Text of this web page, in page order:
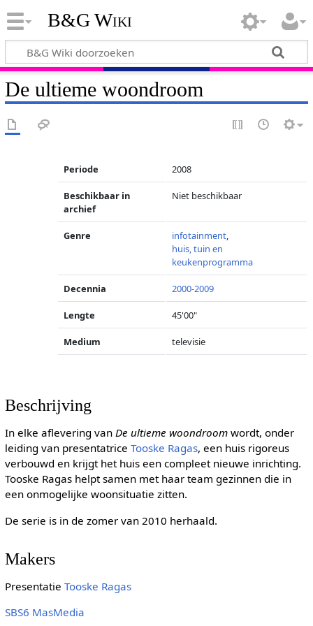
B&G Wiki
De ultieme woondroom
Periode 2008
Beschikbaar in
archief
Niet beschikbaar
Genre infotainment,
huis, tuin en
keukenprogramma
Decennia 2000-2009
Lengte 45'00"
Medium televisie
Beschrijving
In elke aflevering van De ultieme woondroomwordt, onder
leiding van presentatrice Tooske Ragas, een huis rigoreus
verbouwd en krijgt het huis een compleet nieuwe inrichting.
Tooske Ragas helpt samen met haar team gezinnen die in
een onmogelijke woonsituatie zitten.
De serie is in de zomer van 2010 herhaald.
Makers
Presentatie Tooske Ragas
SBS6 MasMedia